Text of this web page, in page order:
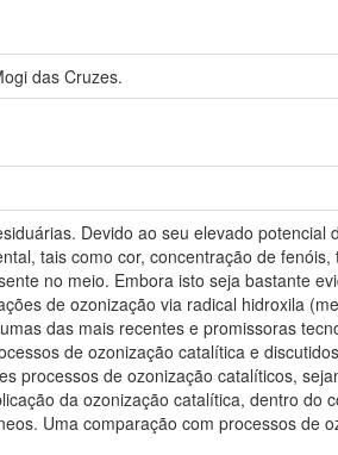
das Cruzes.
Devido ao seu elevado potencial
tais como cor, concentração de fenóis,
no meio. Embora isto seja bastante
de ozonização via radical hidroxila
das mais recentes e promissoras
de ozonização catalítica e
processos de ozonização catalíticos,
da ozonização catalítica, dentro do
Uma comparação com processos de